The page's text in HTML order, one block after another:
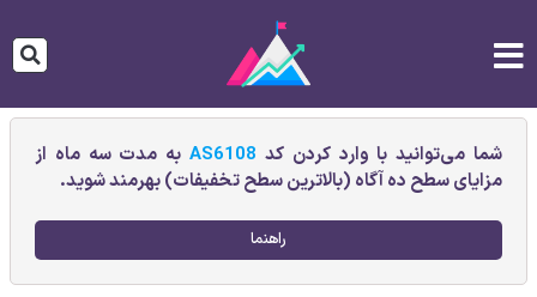
شما می‌توانید با وارد کردن کد AS6108به مدت سه ماه از
مزایای سطح ده آگاه (بالاترین سطح تخفیفات) بهرمند شوید.
راهنما